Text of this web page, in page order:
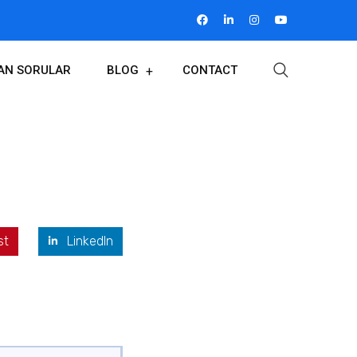
SORULAR BLOG CONTACT
LinkedIn